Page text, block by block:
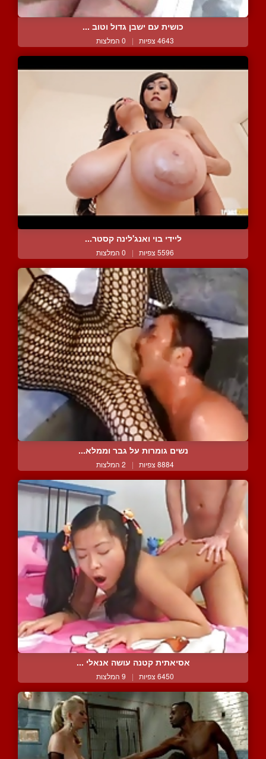
כושית עם ישבן גדול וטוב ...
4643 צפיות | 0 המלצות
ליידי בוי ואנג'לינה קסטר...
5596 צפיות | 0 המלצות
נשים גומרות על גבר וממלא...
8884 צפיות | 2 המלצות
אסיאתית קטנה עושה אנאלי ...
6450 צפיות | 9 המלצות